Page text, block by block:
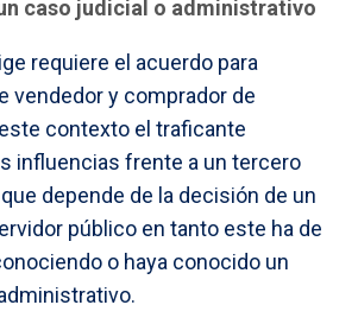
caso judicial o administrativo
requiere el acuerdo para
vendedor y comprador de
contexto el traficante
influencias frente a un tercero
depende de la decisión de un
público en tanto este ha de
o haya conocido un